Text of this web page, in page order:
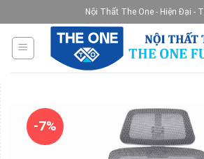
to
content
Nội Thất The One - Hiện Đại -
-7%